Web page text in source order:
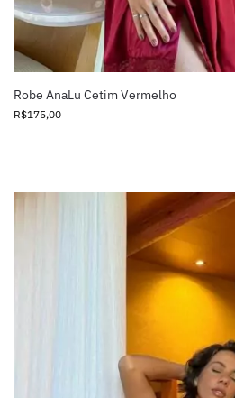
Robe AnaLu Cetim Vermelho
R$175,00